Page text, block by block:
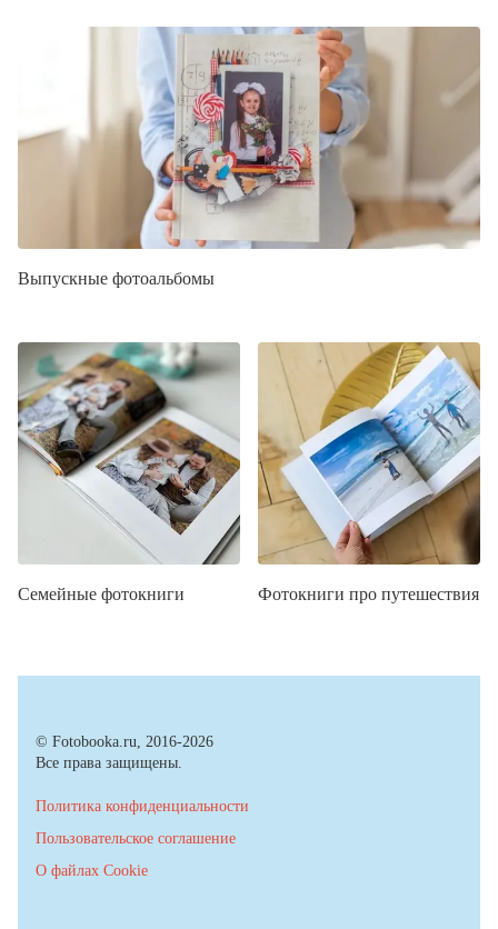
Выпускные фотоальбомы
Семейные фотокниги Фотокниги про путешествия
© Fotobooka.ru, 2016-2026
Все права защищены.
Политика конфиденциальности
Пользовательское соглашение
О файлах Cookie